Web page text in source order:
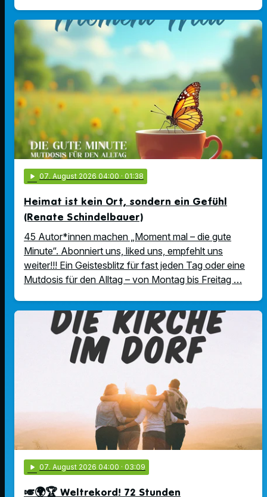
play_arrow 07. August 2026 04:00 · 01:38
Heimat ist kein Ort, sondern ein Gefühl
(Renate Schindelbauer)
45 Autor*innen machen „Moment mal – die gute
Minute“. Abonniert uns, liked uns, empfehlt uns
weiter!!! Ein Geistesblitz für fast jeden Tag oder eine
Mutdosis für den Alltag – von Montag bis Freitag …
play_arrow 07. August 2026 04:00 · 03:09
🎺🌍🏆 Weltrekord! 72 Stunden